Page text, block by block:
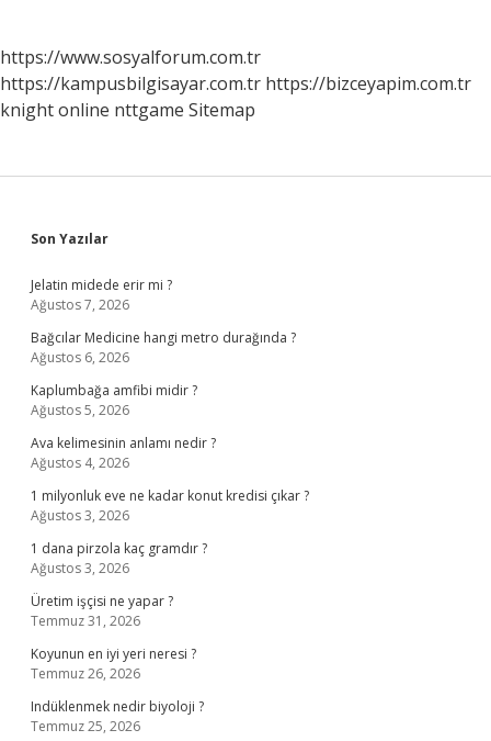
https://www.sosyalforum.com.tr
https://kampusbilgisayar.com.tr https://bizceyapim.com.tr
knight online nttgame Sitemap
Sidebar
Son Yazılar
Jelatin midede erir mi ?
Ağustos 7, 2026
Bağcılar Medicine hangi metro durağında ?
Ağustos 6, 2026
Kaplumbağa amfibi midir ?
Ağustos 5, 2026
Ava kelimesinin anlamı nedir ?
Ağustos 4, 2026
1 milyonluk eve ne kadar konut kredisi çıkar ?
Ağustos 3, 2026
1 dana pirzola kaç gramdır ?
Ağustos 3, 2026
Üretim işçisi ne yapar ?
Temmuz 31, 2026
Koyunun en iyi yeri neresi ?
Temmuz 26, 2026
Indüklenmek nedir biyoloji ?
Temmuz 25, 2026